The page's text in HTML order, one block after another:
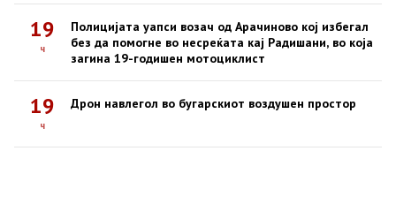
19
ч
Полицијата уапси возач од Арачиново кој избегал
без да помогне во несреќата кај Радишани, во која
загина 19-годишен мотоциклист
19
ч
Дрон навлегол во бугарскиот воздушен простор